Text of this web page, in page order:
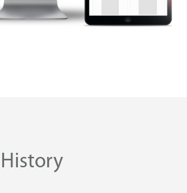
History